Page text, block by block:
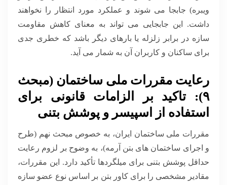
ویبره) جابجا می شوند و عملکرد مورد انتظار را نخواهند
داشت. این جابجایی می تواند به معنای کاهش مقاومت
سازه در برابر زلزله یا بارهای دیگر باشد که خطری جدی
برای ساکنان و کاربران آن به شمار می آید.
رعایت مقررات ملی ساختمان (مبحث
۹): تاکید بر الزامات قانونی برای
استفاده از اسپیسر و پوشش بتنی
مقررات ملی ساختمان ایران، به خصوص مبحث نهم (طرح
و اجرای ساختمان های بتن آرمه)، به وضوح بر لزوم رعایت
حداقل پوشش بتنی برای میلگردها تأکید دارد. این مقررات،
مقادیر مشخصی را برای کاور بتن بر اساس نوع عضو سازه